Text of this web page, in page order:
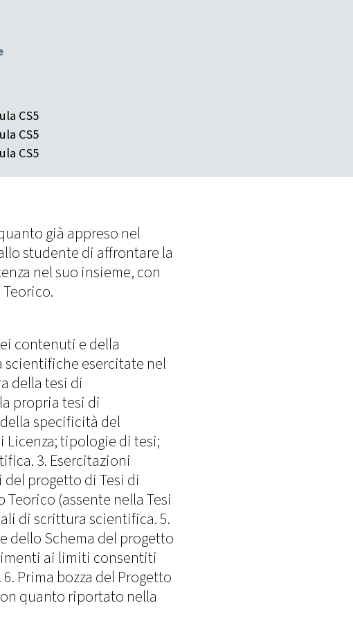
CS5
CS5
CS5
già appreso nel
studente di affrontare la
nel suo insieme, con
contenuti e della
esercitate nel
della tesi di
propria tesi di
specificità del
Licenza; tipologie di tesi;
3. Esercitazioni
progetto di Tesi di
(assente nella Tesi
di scrittura scientifica. 5.
dello Schema del progetto
ai limiti consentiti
Prima bozza del Progetto
quanto riportato nella